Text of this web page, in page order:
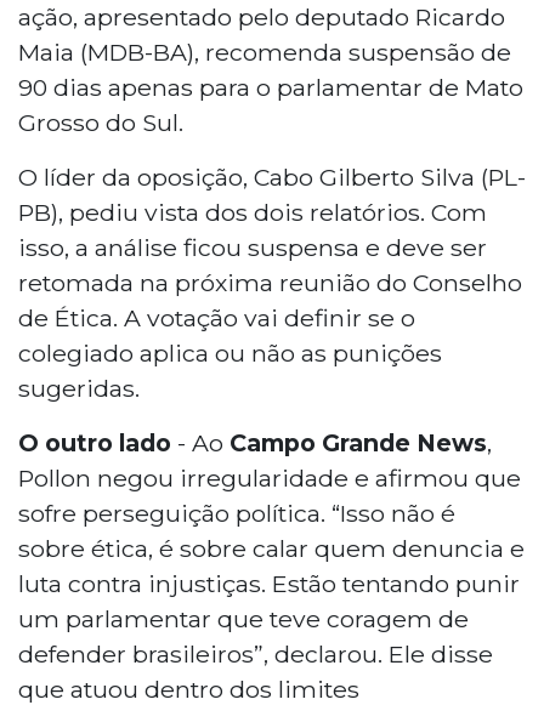
ação, apresentado pelo deputado Ricardo
Maia (MDB-BA), recomenda suspensão de
90 dias apenas para o parlamentar de Mato
Grosso do Sul.
O líder da oposição, Cabo Gilberto Silva (PL-
PB), pediu vista dos dois relatórios. Com
isso, a análise ficou suspensa e deve ser
retomada na próxima reunião do Conselho
de Ética. A votação vai definir se o
colegiado aplica ou não as punições
sugeridas.
O outro lado - Ao Campo Grande News,
Pollon negou irregularidade e afirmou que
sofre perseguição política. “Isso não é
sobre ética, é sobre calar quem denuncia e
luta contra injustiças. Estão tentando punir
um parlamentar que teve coragem de
defender brasileiros”, declarou. Ele disse
que atuou dentro dos limites